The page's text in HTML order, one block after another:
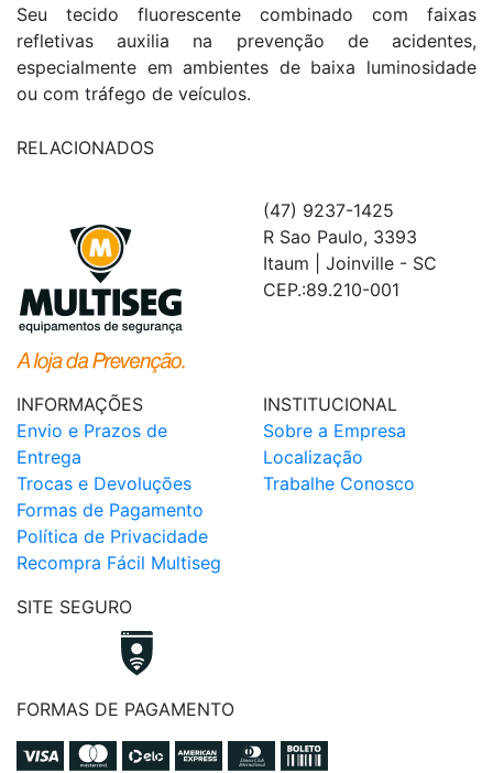
Seu tecido fluorescente combinado com faixas
refletivas auxilia na prevenção de acidentes,
especialmente em ambientes de baixa luminosidade
ou com tráfego de veículos.
RELACIONADOS
(47) 9237-1425
R Sao Paulo, 3393
Itaum | Joinville - SC
CEP.:89.210-001
INFORMAÇÕES
Envio e Prazos de
Entrega
Trocas e Devoluções
Formas de Pagamento
Política de Privacidade
Recompra Fácil Multiseg
INSTITUCIONAL
Sobre a Empresa
Localização
Trabalhe Conosco
SITE SEGURO
FORMAS DE PAGAMENTO